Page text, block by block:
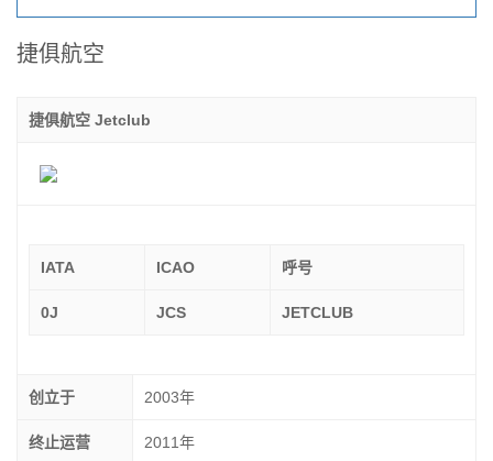
捷俱航空
捷俱航空 Jetclub
IATA ICAO 呼号
0J JCS JETCLUB
创立于 2003年
终止运营 2011年